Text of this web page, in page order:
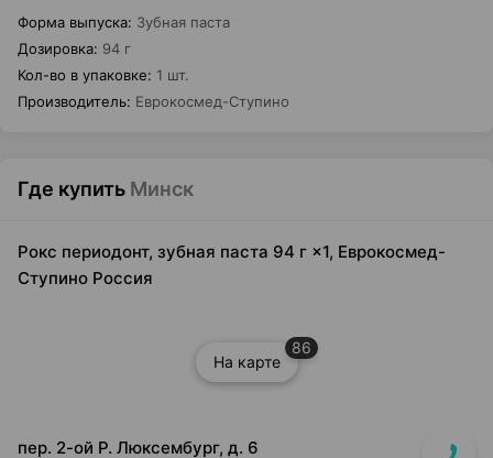
Форма выпуска: Зубная паста
Дозировка: 94 г
Кол-во в упаковке: 1 шт.
Производитель: Еврокосмед-Ступино
Где купить Минск
Рокс периодонт, зубная паста 94 г ×1, Еврокосмед-
Ступино Россия
На карте
86
пер. 2-ой Р. Люксембург, д. 6